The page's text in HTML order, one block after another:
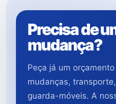
Precisa de
mudança?
Peça já um
mudanças,
guarda-móveis. A